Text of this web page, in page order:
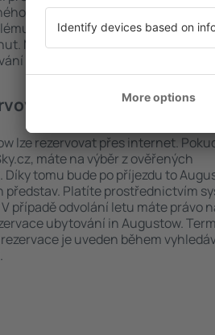
zrušení rezervace. Díky těmto
najdete ubytování in
Můžete rezervovat pouze
s letem.
ubytování in
lze rezervovat přes internet.
máte na výběr z ověřených
tomu bude po příjezdu to
představ. Platíte prostřednictvím
případě odvolání letu máte právo
ubytování in Augustow.
je uveden během